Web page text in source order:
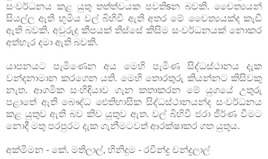
සංවර්ධනය කළ යුතු තත්ත්වයක පවතිsන බවකි. චෛත්‍යයන්
සියල්ල ඇති භූමිය වල් බිහිවී ඇති අතර මේ චෛත්‍යයක්‌ද කැඩී
ඇති බවකි. අවුරුදු කීපයක්‌ තිස්‌සේ කිසිම සංවර්ධනයක්‌ නොකර
අත්හැර දමා ඇති බවකි.
යාපනයට පැමිණෙන අය මෙහි පැමිණ සිද්ධස්‌ථානය දැක
වන්දනාමාන කරගෙන යති. මෙහි තොරතුරු කියන්නට කිසිවකු
නැත. ආගමික සංහිඳියාව ගැන කතාකරන මේ යුගයේ උතුරු
පළාතේ ඇති බෞද්ධ ඓතිහාසික සිද්ධස්‌ථානයන්ද සංවර්ධනය
කළ යුතුව ඇති බව කිව යුතුව ඇත. වල් බිහිවී ජරා ජීර්ණ වීමට
නොදී මතු පරපුරට දැක ගැනීමටවත් ආරක්‌ෂාකර ගත යුතුය.
අක්‌මීමන - කේ. මතිලාල්, හිනිදුම - රවීන්ද්‍ර චන්ද්‍රලාල්